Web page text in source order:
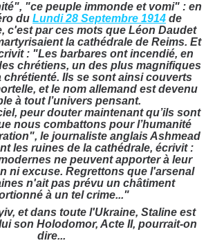
"ce peuple immonde et vomi" : en
du Lundi 28 Septembre 1914 de
c'est par ces mots que Léon Daudet
la cathédrale de Reims. Et
: "Les barbares ont incendié, en
chrétiens, un des plus magnifiques
chrétienté. Ils se sont ainsi couverts
et le nom allemand est devenu
à tout l’univers pensant.
peur douter maintenant qu’ils sont
nous combattons pour l’humanité
le journaliste anglais Ashmead
les ruines de la cathédrale, écrivit :
ne peuvent apporter à leur
ni excuse. Regrettons que l'arsenal
n'ait pas prévu un châtiment
à un tel crime..."
et dans toute l'Ukraine, Staline est
son Holodomor, Acte II, pourrait-on
dire...